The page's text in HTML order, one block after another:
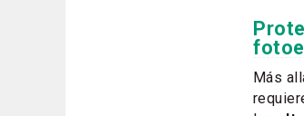
Más